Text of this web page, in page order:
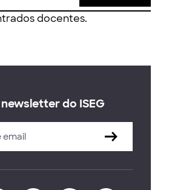
docentes.
do ISEG